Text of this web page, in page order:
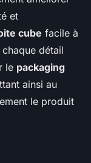
et
cube facile à
détail
le packaging
ainsi au
le produit